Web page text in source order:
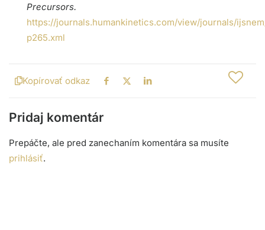
Precursors.
https://journals.humankinetics.com/view/journals/
p265.xml
Kopírovať odkaz
Pridaj komentár
Prepáčte, ale pred zanechaním komentára sa musíte
prihlásiť.